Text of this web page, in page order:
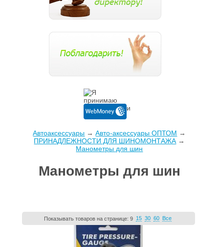
Автоаксессуары →Авто-аксессуары ОПТОМ →
ПРИНАДЛЕЖНОСТИ ДЛЯ ШИНОМОНТАЖА →
Манометры для шин
Манометры для шин
Показывать товаров на странице: 9 15 30 60 Все